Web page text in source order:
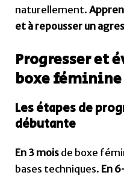
naturellement.
et à repousser un
Progresser et
boxe féminine
Les étapes de
débutante
En 3 mois de boxe
bases techniques. En